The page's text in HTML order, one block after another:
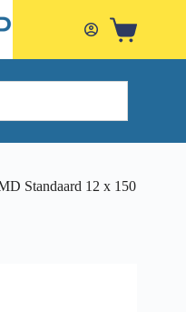
Shopping
Standaard 12 x 150